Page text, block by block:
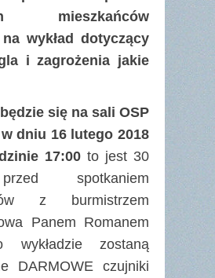
mieszkańców
na wykład dotyczący
i zagrożenia jakie
się na sali OSP
w dniu 16 lutego 2018
17:00 to jest 30
spotkaniem
z burmistrzem
Panem Romanem
wykładzie zostaną
DARMOWE czujniki